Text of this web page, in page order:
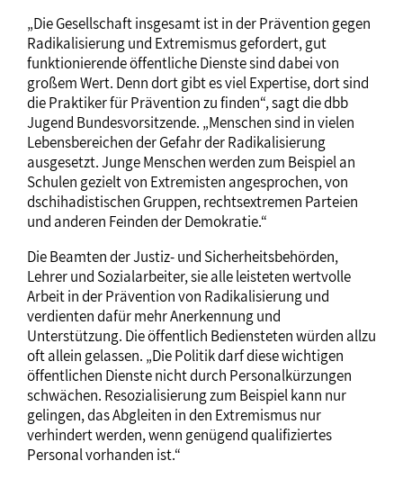
„Die Gesellschaft insgesamt ist in der Prävention gegen
Radikalisierung und Extremismus gefordert, gut
funktionierende öffentliche Dienste sind dabei von
großem Wert. Denn dort gibt es viel Expertise, dort sind
die Praktiker für Prävention zu finden“, sagt die dbb
Jugend Bundesvorsitzende. „Menschen sind in vielen
Lebensbereichen der Gefahr der Radikalisierung
ausgesetzt. Junge Menschen werden zum Beispiel an
Schulen gezielt von Extremisten angesprochen, von
dschihadistischen Gruppen, rechtsextremen Parteien
und anderen Feinden der Demokratie.“
Die Beamten der Justiz- und Sicherheitsbehörden,
Lehrer und Sozialarbeiter, sie alle leisteten wertvolle
Arbeit in der Prävention von Radikalisierung und
verdienten dafür mehr Anerkennung und
Unterstützung. Die öffentlich Bediensteten würden allzu
oft allein gelassen. „Die Politik darf diese wichtigen
öffentlichen Dienste nicht durch Personalkürzungen
schwächen. Resozialisierung zum Beispiel kann nur
gelingen, das Abgleiten in den Extremismus nur
verhindert werden, wenn genügend qualifiziertes
Personal vorhanden ist.“